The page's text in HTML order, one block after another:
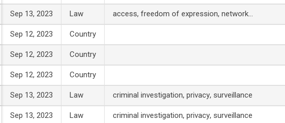
Sep 13, 2023 Law access freedom of expression network
neutrality personal information privacy
Sep 12, 2023 Country
Sep 12, 2023 Country
Sep 12, 2023 Country
Sep 13, 2023 Law criminal investigation privacy surveillance
Sep 13, 2023 Law criminal investigation privacy surveillance